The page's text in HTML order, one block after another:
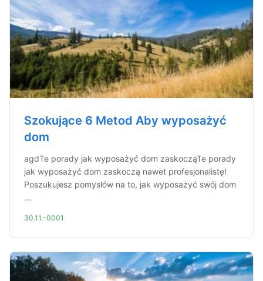
Szokujące 6 Metod Aby wyposażyć
dom
agdTe porady jak wyposażyć dom zaskocząTe porady
jak wyposażyć dom zaskoczą nawet profesjonalistę!
Poszukujesz pomysłów na to, jak wyposażyć swój dom
...
30.11.-0001